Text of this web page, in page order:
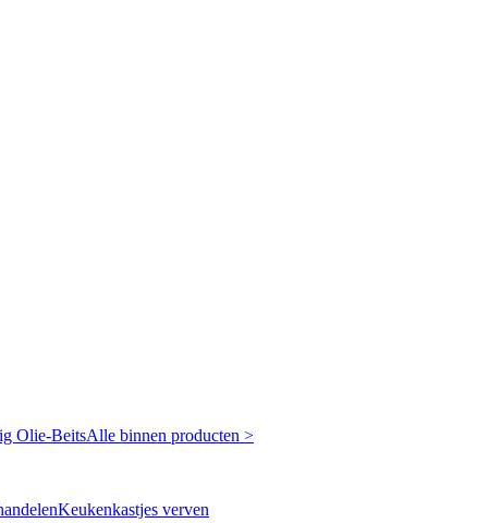
Olie-BeitsAlle binnen producten >
Keukenkastjes verven